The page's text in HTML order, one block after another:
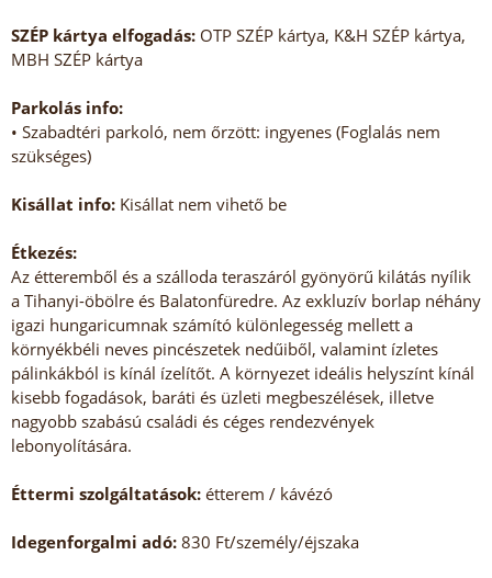
SZÉP kártya elfogadás: OTP SZÉP kártya, K&H SZÉP kártya,
MBH SZÉP kártya
Parkolás info:
• Szabadtéri parkoló, nem őrzött: ingyenes (Foglalás nem
szükséges)
Kisállat info: Kisállat nem vihető be
Étkezés:
Az étteremből és a szálloda teraszáról gyönyörű kilátás nyílik
a Tihanyi-öbölre és Balatonfüredre. Az exkluzív borlap néhány
igazi hungaricumnak számító különlegesség mellett a
környékbéli neves pincészetek nedűiből, valamint ízletes
pálinkákból is kínál ízelítőt. A környezet ideális helyszínt kínál
kisebb fogadások, baráti és üzleti megbeszélések, illetve
nagyobb szabású családi és céges rendezvények
lebonyolítására.
Éttermi szolgáltatások: étterem / kávézó
Idegenforgalmi adó: 830 Ft/személy/éjszaka